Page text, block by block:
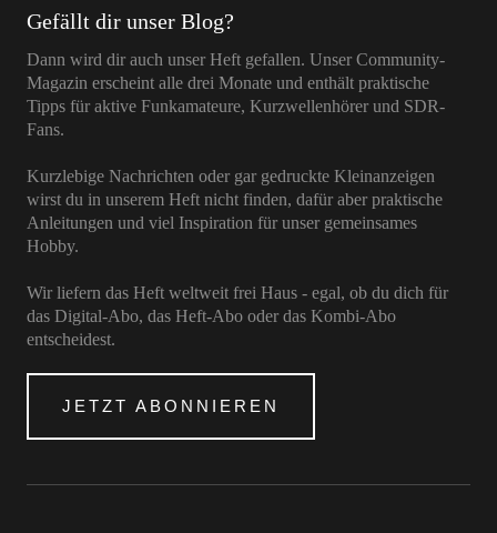
Gefällt dir unser Blog?
Dann wird dir auch unser Heft gefallen. Unser Community-
Magazin erscheint alle drei Monate und enthält praktische
Tipps für aktive Funkamateure, Kurzwellenhörer und SDR-
Fans.
Kurzlebige Nachrichten oder gar gedruckte Kleinanzeigen
wirst du in unserem Heft nicht finden, dafür aber praktische
Anleitungen und viel Inspiration für unser gemeinsames
Hobby.
Wir liefern das Heft weltweit frei Haus - egal, ob du dich für
das Digital-Abo, das Heft-Abo oder das Kombi-Abo
entscheidest.
JETZT ABONNIEREN